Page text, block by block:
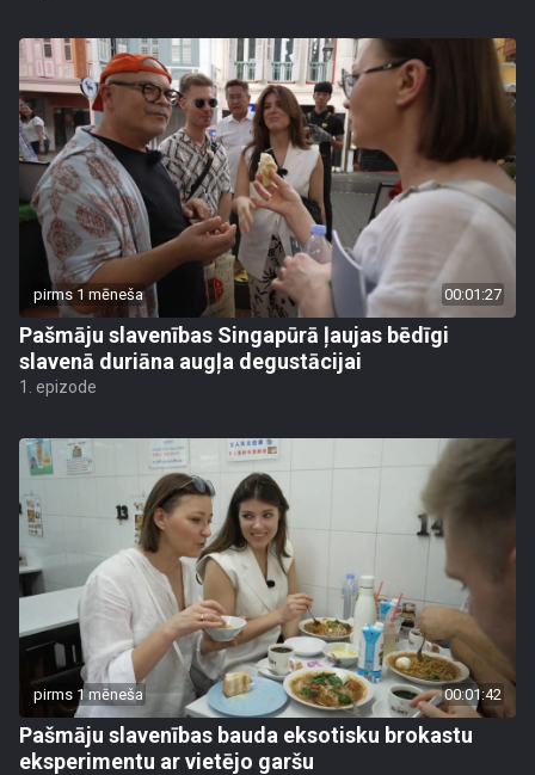
pirms 1 mēneša 00:01:27
Pašmāju slavenības Singapūrā ļaujas bēdīgi
slavenā duriāna augļa degustācijai
1. epizode
pirms 1 mēneša 00:01:42
Pašmāju slavenības bauda eksotisku brokastu
eksperimentu ar vietējo garšu